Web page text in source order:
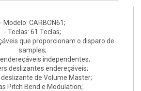
- Modelo: CARBON61;
- Teclas: 61 Teclas;
que proporcionam o disparo de
samples;
endereçáveis independentes;
deslizantes endereçáveis;
deslizante de Volume Master;
Pitch Bend e Modulation;